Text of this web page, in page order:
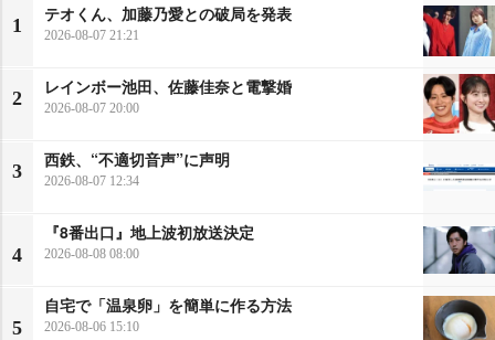
1
テオくん、加藤乃愛との破局を発表
2026-08-07 21:21
2
レインボー池田、佐藤佳奈と電撃婚
2026-08-07 20:00
3
西鉄、“不適切音声”に声明
2026-08-07 12:34
4
『8番出口』地上波初放送決定
2026-08-08 08:00
5
自宅で「温泉卵」を簡単に作る方法
2026-08-06 15:10